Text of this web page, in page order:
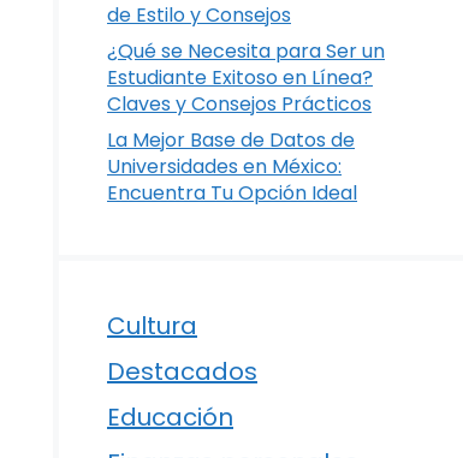
de Estilo y Consejos
¿Qué se Necesita para Ser un
Estudiante Exitoso en Línea?
Claves y Consejos Prácticos
La Mejor Base de Datos de
Universidades en México:
Encuentra Tu Opción Ideal
Cultura
Destacados
Educación